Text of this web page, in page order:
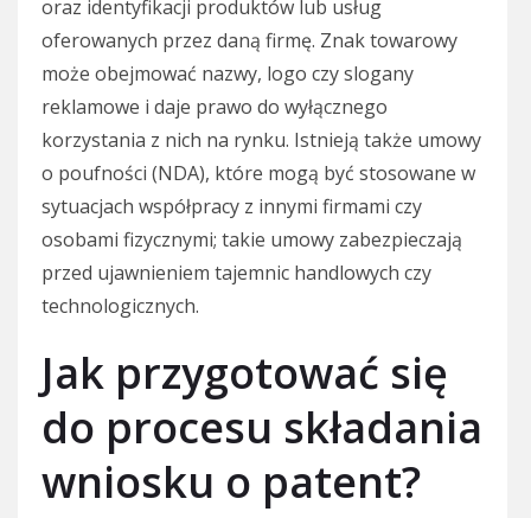
oraz identyfikacji produktów lub usług
oferowanych przez daną firmę. Znak towarowy
może obejmować nazwy, logo czy slogany
reklamowe i daje prawo do wyłącznego
korzystania z nich na rynku. Istnieją także umowy
o poufności (NDA), które mogą być stosowane w
sytuacjach współpracy z innymi firmami czy
osobami fizycznymi; takie umowy zabezpieczają
przed ujawnieniem tajemnic handlowych czy
technologicznych.
Jak przygotować się
do procesu składania
wniosku o patent?